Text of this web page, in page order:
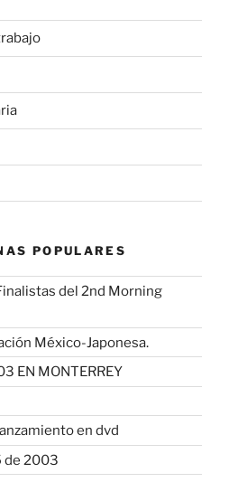
POPULARES
del 2nd Morning
México-Japonesa.
EN MONTERREY
en dvd
de 2003